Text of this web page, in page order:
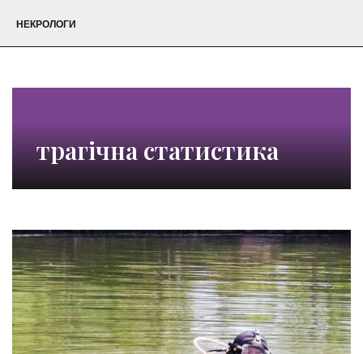
НЕКРОЛОГИ
трагічна статистика